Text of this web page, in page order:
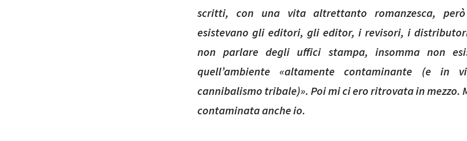
scritti, con una vita altrettanto romanzesca,
esistevano gli editori, gli editor, i revisori, i
non parlare degli uffici stampa, insomma non
quell’ambiente «altamente contaminante (e in
cannibalismo tribale)». Poi mi ci ero ritrovata in mezzo.
contaminata anche io.